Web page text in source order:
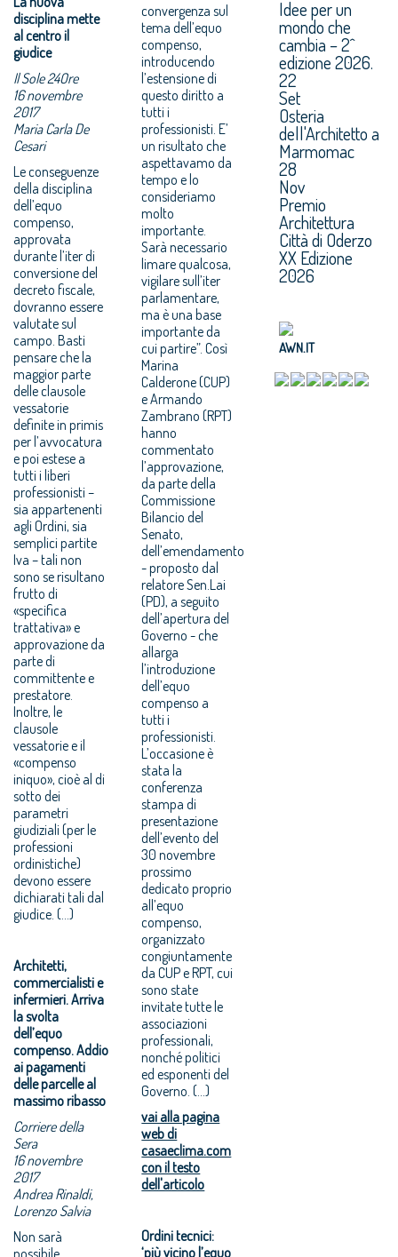
disciplina mette
al centro il
giudice
Il Sole 24Ore
16 novembre
2017
Maria Carla De
Cesari
Le conseguenze
della disciplina
dell’equo
compenso,
approvata
durante l’iter di
conversione del
decreto fiscale,
dovranno essere
valutate sul
campo. Basti
pensare che la
maggior parte
delle clausole
vessatorie
definite in primis
per l’avvocatura
e poi estese a
tutti i liberi
professionisti –
sia appartenenti
agli Ordini, sia
semplici partite
Iva – tali non
sono se risultano
frutto di
«specifica
trattativa» e
approvazione da
parte di
committente e
prestatore.
Inoltre, le
clausole
vessatorie e il
«compenso
iniquo», cioè al di
sotto dei
parametri
giudiziali (per le
professioni
ordinistiche)
devono essere
dichiarati tali dal
giudice. (…)
Architetti,
commercialisti e
infermieri. Arriva
la svolta
dell’equo
compenso. Addio
ai pagamenti
delle parcelle al
massimo ribasso
Corriere della
Sera
16 novembre
2017
Andrea Rinaldi,
Lorenzo Salvia
Non sarà
possibile
convergenza sul
tema dell’equo
compenso,
introducendo
l’estensione di
questo diritto a
tutti i
professionisti. E’
un risultato che
aspettavamo da
tempo e lo
consideriamo
molto
importante.
Sarà necessario
limare qualcosa,
vigilare sull’iter
parlamentare,
ma è una base
importante da
cui partire”. Così
Marina
Calderone (CUP)
e Armando
Zambrano (RPT)
hanno
commentato
l’approvazione,
da parte della
Commissione
Bilancio del
Senato,
dell’emendamento
- proposto dal
relatore Sen.Lai
(PD), a seguito
dell’apertura del
Governo - che
allarga
l’introduzione
dell’equo
compenso a
tutti i
professionisti.
L’occasione è
stata la
conferenza
stampa di
presentazione
dell’evento del
30 novembre
prossimo
dedicato proprio
all’equo
compenso,
organizzato
congiuntamente
da CUP e RPT, cui
sono state
invitate tutte le
associazioni
professionali,
nonché politici
ed esponenti del
Governo. (...)
vai alla pagina
web di
casaeclima.com
con il testo
dell'articolo
Ordini tecnici:
‘più vicino l’equo
Idee per un
mondo che
cambia – 2^
edizione 2026.
22
Set
Osteria
dell'Architetto a
Marmomac
28
Nov
Premio
Architettura
Città di Oderzo
XX Edizione
2026
AWN.IT